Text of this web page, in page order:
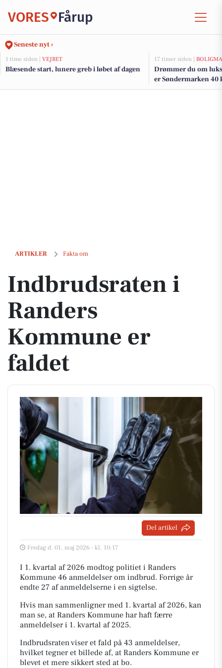
VORES Fårup
Seneste nyt ›
1 time siden | VEJRET
Blæsende start, lunere greb i løbet af dagen
17 timer siden |
Drømmer du om
er Søndermarken 40
den og de dyreste
ARTIKLER Fakta om
Indbrudsraten i Randers Kommune er faldet
Indbrudsraten i
Randers
Kommune er
faldet
Del artikel
Fredag d. 01. maj 2026 - kl. 10:17
I 1. kvartal af 2026 modtog politiet i Randers
Kommune 46 anmeldelser om indbrud. Forrige år
endte 27 af anmeldelserne i en sigtelse.
Hvis man sammenligner med 1. kvartal af 2026, kan
man se, at Randers Kommune har haft færre
anmeldelser i 1. kvartal af 2025.
Indbrudsraten viser et fald på 43 anmeldelser,
hvilket tegner et billede af, at Randers Kommune er
blevet et mere sikkert sted at bo.